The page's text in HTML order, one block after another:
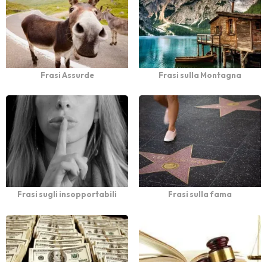
Frasi Assurde Frasi sulla Montagna
Frasi sugli insopportabili Frasi sulla fama